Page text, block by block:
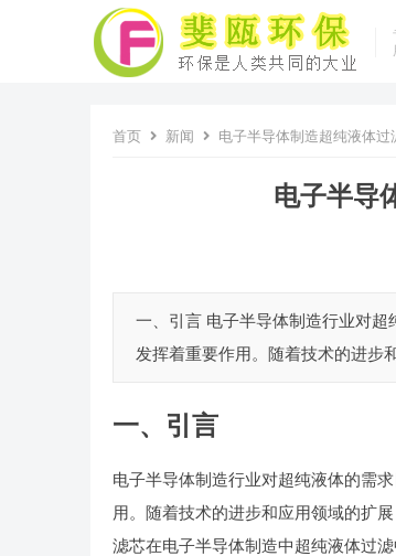
首页 新闻 电子半导体制造超纯液体
电子半导
一、引言 电子半导体制造行业对
发挥着重要作用。随着技术的进步
一、引言
电子半导体制造行业对超纯液体的需
用。随着技术的进步和应用领域的扩
滤芯在电子半导体制造中超纯液体过